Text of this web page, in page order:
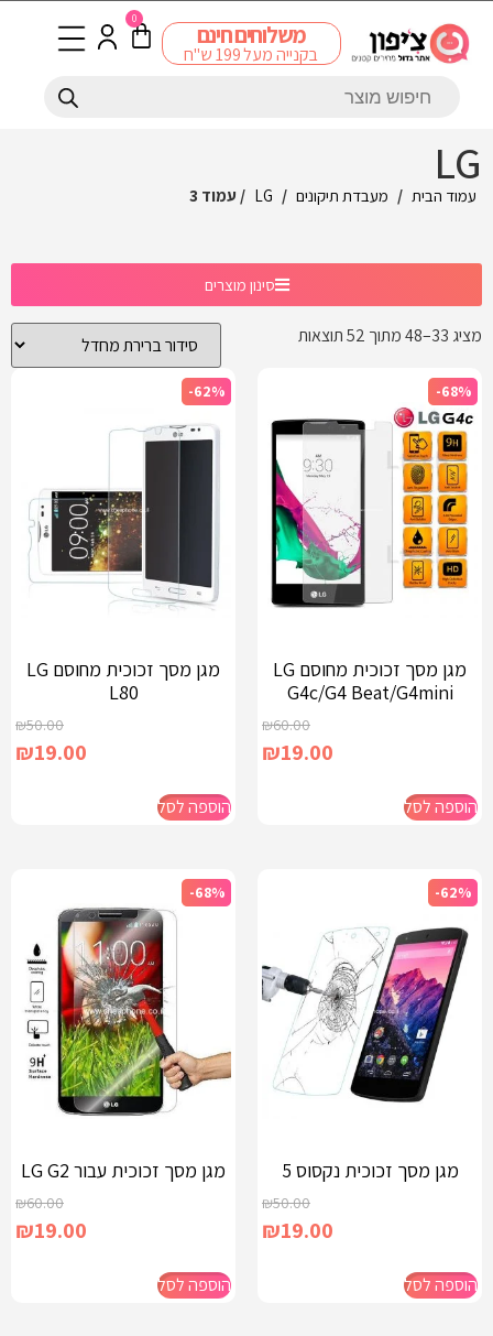
משלוחים חינם
בקנייה מעל 199 ש"ח
0
LG
עמוד הבית / מעבדת תיקונים /
LG / עמוד 3
סינון מוצרים
מציג 33–48 מתוך 52 תוצאות
-68%
מגן מסך זכוכית מחוסם LG
G4c/G4 Beat/G4mini
₪60.00
₪19.00
הוספה לסל
-62%
מגן מסך זכוכית מחוסם LG
L80
₪50.00
₪19.00
הוספה לסל
-62%
מגן מסך זכוכית נקסוס 5
₪50.00
₪19.00
הוספה לסל
-68%
מגן מסך זכוכית עבור LG G2
₪60.00
₪19.00
הוספה לסל